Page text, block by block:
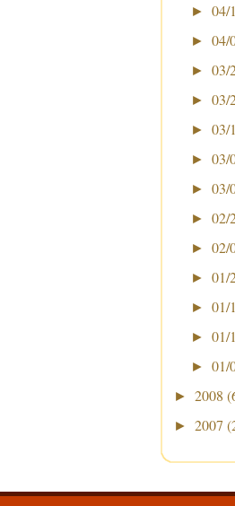
► 04/
► 04/
► 03/
► 03/
► 03/
► 03/
► 03/
► 02/
► 02/
► 01/
► 01/
► 01/
► 01/
► 2008
► 2007